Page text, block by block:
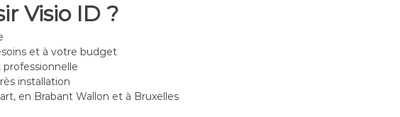
Visio ID ?
et à votre budget
installation
en Brabant Wallon et à Bruxelles